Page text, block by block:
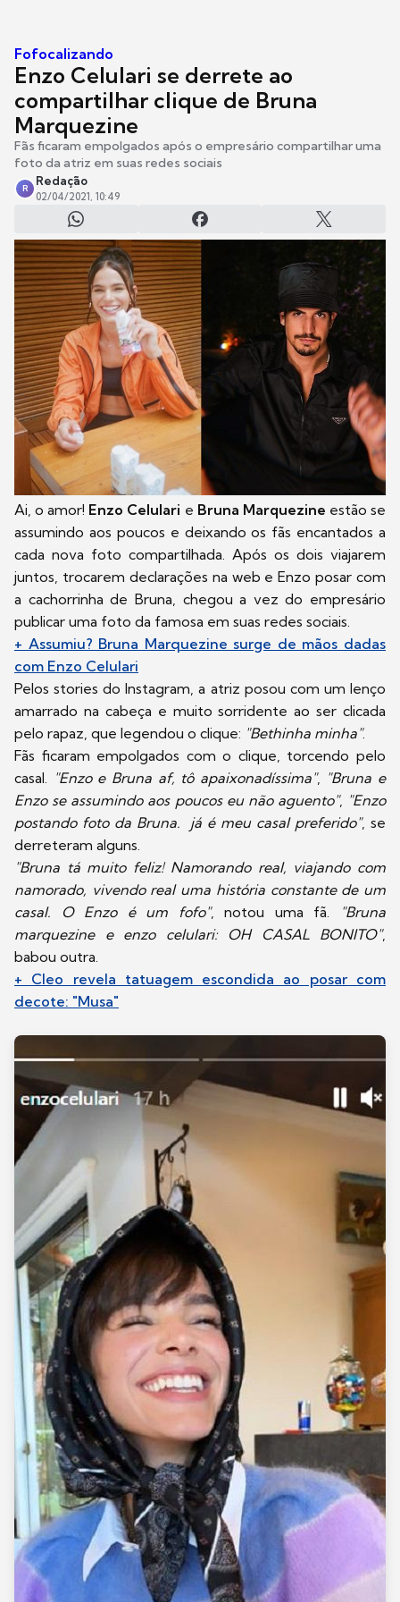
Fofocalizando
Enzo Celulari se derrete ao
compartilhar clique de Bruna
Marquezine
Fãs ficaram empolgados após o empresário compartilhar uma
foto da atriz em suas redes sociais
R
Redação
02/04/2021, 10:49
Ai, o amor! Enzo Celulari e Bruna Marquezine estão se
assumindo aos poucos e deixando os fãs encantados a
cada nova foto compartilhada. Após os dois viajarem
juntos, trocarem declarações na web e Enzo posar com
a cachorrinha de Bruna, chegou a vez do empresário
publicar uma foto da famosa em suas redes sociais.
+ Assumiu? Bruna Marquezine surge de mãos dadas
com Enzo Celulari
Pelos stories do Instagram, a atriz posou com um lenço
amarrado na cabeça e muito sorridente ao ser clicada
pelo rapaz, que legendou o clique: "Bethinha minha".
Fãs ficaram empolgados com o clique, torcendo pelo
casal. "Enzo e Bruna af, tô apaixonadíssima", "Bruna e
Enzo se assumindo aos poucos eu não aguento", "Enzo
postando foto da Bruna. já é meu casal preferido", se
derreteram alguns.
"Bruna tá muito feliz! Namorando real, viajando com
namorado, vivendo real uma história constante de um
casal. O Enzo é um fofo", notou uma fã. "Bruna
marquezine e enzo celulari: OH CASAL BONITO",
babou outra.
+ Cleo revela tatuagem escondida ao posar com
decote: "Musa"